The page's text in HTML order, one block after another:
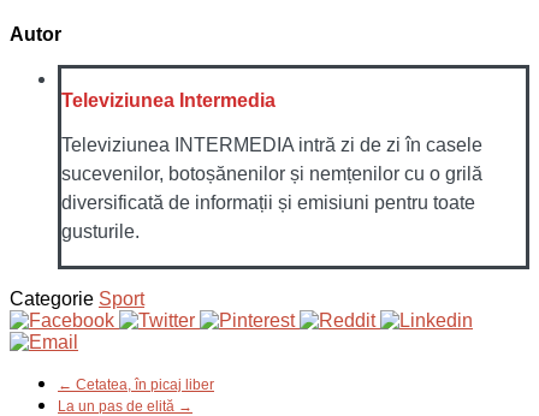
Autor
Televiziunea Intermedia
Televiziunea INTERMEDIA intră zi de zi în casele
sucevenilor, botoșănenilor și nemțenilor cu o grilă
diversificată de informații și emisiuni pentru toate
gusturile.
Categorie Sport
← Cetatea, în picaj liber
La un pas de elită →